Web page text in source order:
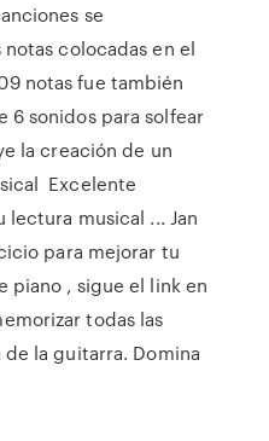
se
colocadas en el
notas fue también
6 sonidos para solfear
la creación de un
Excelente
musical ... Jan
para mejorar tu
piano , sigue el link en
todas las
la guitarra. Domina